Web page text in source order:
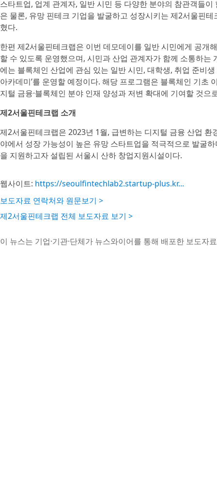
스타트업, 업계 관계자, 일반 시민 등 다양한 분야의 참관객들
은 물론, 유망 핀테크 기업을 발굴하고 성장시키는 제2서울핀
혔다.
한편 제2서울핀테크랩은 이번 데모데이를 일반 시민에게 공개
할 수 있도록 운영했으며, 시민과 산업 관계자가 함께 소통하
에는 블록체인 산업에 관심 있는 일반 시민, 대학생, 취업 준비
아카데미’를 운영할 예정이다. 해당 프로그램은 블록체인 기초
지털 금융·블록체인 분야 인재 양성과 저변 확대에 기여할 것으
제2서울핀테크랩 소개
제2서울핀테크랩은 2023년 1월, 급변하는 디지털 금융 산업
야에서 성장 가능성이 높은 유망 스타트업을 적극적으로 발굴
을 지원하고자 설립된 서울시 산하 창업지원시설이다.
웹사이트: https://seoulfintechlab2.startup-plus.kr...
보도자료 연락처와 원문보기 >
제2서울핀테크랩 전체 보도자료 보기 >
이 뉴스는 기업·기관·단체가 뉴스와이어를 통해 배포한 보도자